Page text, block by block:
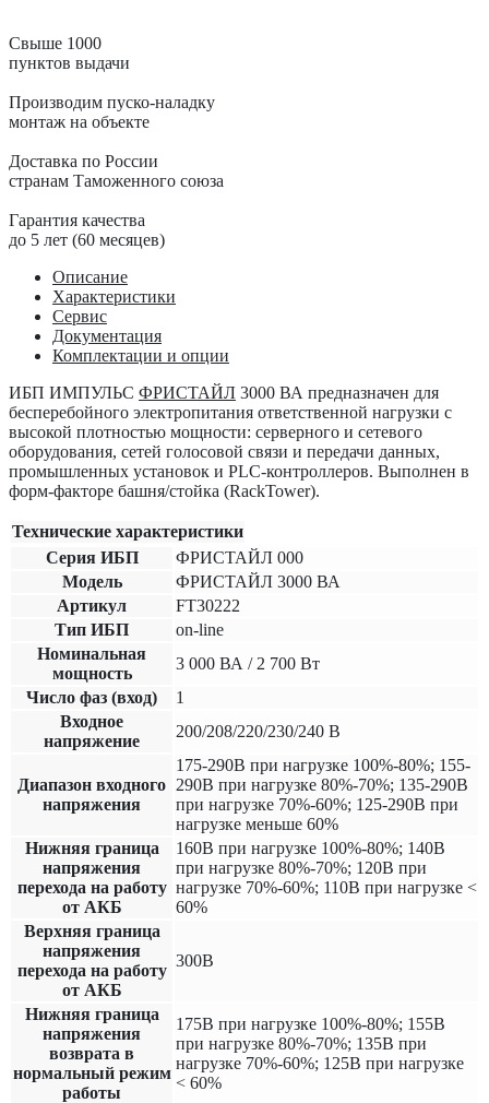
Свыше 1000
пунктов выдачи
Производим пуско-наладку
монтаж на объекте
Доставка по России
странам Таможенного союза
Гарантия качества
до 5 лет (60 месяцев)
Описание
Характеристики
Сервис
Документация
Комплектации и опции
ИБП ИМПУЛЬС ФРИСТАЙЛ 3000 ВА предназначен для
бесперебойного электропитания ответственной нагрузки с
высокой плотностью мощности: серверного и сетевого
оборудования, сетей голосовой связи и передачи данных,
промышленных установок и PLC-контроллеров. Выполнен в
форм-факторе башня/стойка (RackTower).
Технические характеристики
Серия ИБП
ФРИСТАЙЛ 000
Модель
ФРИСТАЙЛ 3000 ВА
Артикул
FT30222
Тип ИБП
on-line
Номинальная
мощность
3 000 ВА / 2 700 Вт
Число фаз (вход)
1
Входное
напряжение
200/208/220/230/240 В
Диапазон входного
напряжения
175-290В при нагрузке 100%-80%; 155-
290В при нагрузке 80%-70%; 135-290В
при нагрузке 70%-60%; 125-290В при
нагрузке меньше 60%
Нижняя граница
напряжения
перехода на работу
от АКБ
160В при нагрузке 100%-80%; 140В
при нагрузке 80%-70%; 120В при
нагрузке 70%-60%; 110В при нагрузке <
60%
Верхняя граница
напряжения
перехода на работу
от АКБ
300В
Нижняя граница
напряжения
возврата в
нормальный режим
работы
175В при нагрузке 100%-80%; 155В
при нагрузке 80%-70%; 135В при
нагрузке 70%-60%; 125В при нагрузке
< 60%